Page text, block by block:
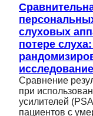
слуховых
потере
исследование
Сравнение
при
усилителей
пациентов с